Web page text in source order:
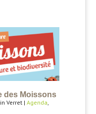
des Moissons
Verret |Agenda